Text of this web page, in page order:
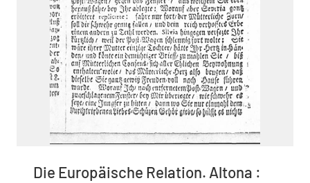
Die Europäische Relation. Altona :